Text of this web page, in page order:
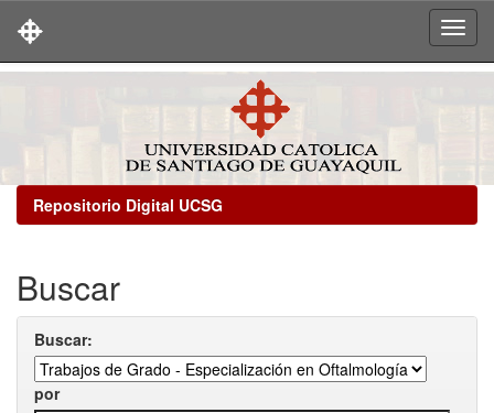
Repositorio Digital UCSG
Buscar
Buscar:
por